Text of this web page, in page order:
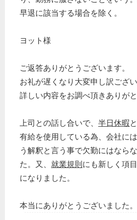
早退に該当する場合を除く。
ヨット様
ご返答ありがとうございます。
お礼が遅くなり大変申し訳ござい
詳しい内容をお調べ頂きありが
上司との話し合いで、 半日休暇
有給を使用している為、会社に
う解釈と言う事で欠勤にはなら
た。又、 就業規則にも新しく項
になりました。
本当にありがとうございました。